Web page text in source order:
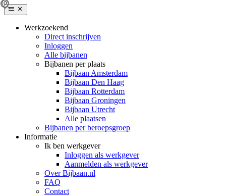
Werkzoekend
Direct inschrijven
Inloggen
Alle bijbanen
Bijbanen per plaats
Bijbaan Amsterdam
Bijbaan Den Haag
Bijbaan Rotterdam
Bijbaan Groningen
Bijbaan Utrecht
Alle plaatsen
Bijbanen per beroepsgroep
Informatie
Ik ben werkgever
Inloggen als werkgever
Aanmelden als werkgever
Over Bijbaan.nl
FAQ
Contact